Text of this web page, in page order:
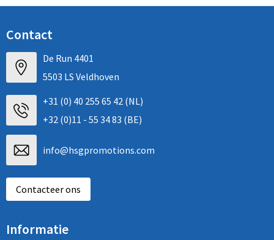
Contact
De Run 4401
5503 LS Veldhoven
+31 (0) 40 255 65 42 (NL)
+32 (0)11 - 55 34 83 (BE)
info@hsgpromotions.com
Contacteer ons
Informatie